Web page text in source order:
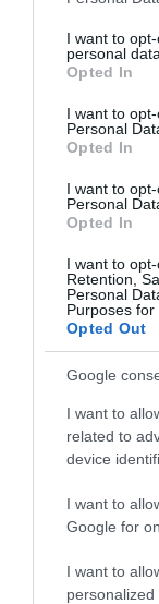
not limited to
grant or deny
use your data for
consent section.
I want to
personal data.
Opted In
I want to
Personal
Opted In
I want to
Personal
Opted In
I want to
Retention,
Personal
Purposes for
Opted Out
Google
I want to
related to
device
I want to
Google for
I want to
personalized
5 Hidden
Body
391 76
Kép és a videó
nézzük miért!